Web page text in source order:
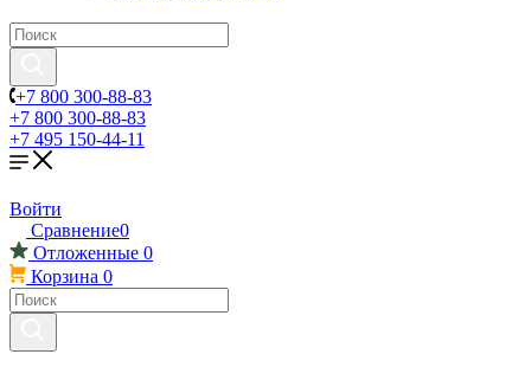
+7 800 300-88-83
+7 800 300-88-83
+7 495 150-44-11
Войти
Сравнение0
Отложенные 0
Корзина 0